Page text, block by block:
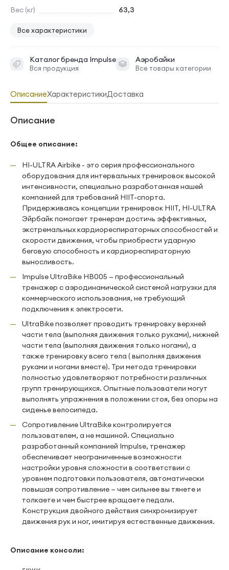
Вес (кг) 63,3
Все характеристики
Каталог бренда Impulse
Вся продукция
Аэробайки
Все товары категории
ОписаниеХарактеристикиДоставка
Описание
Общее описание:
HI-ULTRA Airbike - это серия профессионального
оборудования для интервальных тренировок высокой
интенсивности, специально разработанная нашей
компанией для требований HIIT-спорта.
Придерживаясь концепции тренировок HIIT, HI-ULTRA
Эйрбайк помогает тренерам достичь эффективных,
экстремальных кардиореспираторных способностей и
скорости движения, чтобы приобрести ударную
беговую способность и кардиореспираторную
выносливость.
Impulse UltraBike HB005 — профессиональный
тренажер с аэродинамической системой нагрузки для
коммерческого использования, не требующий
подключения к электросети.
UltraBike позволяет проводить тренировку верхней
части тела (выполняя движения только руками), нижней
части тела (выполняя движения только ногами), а
также тренировку всего тела ( выполняя движения
руками и ногами вместе). Три метода тренировки
полностью удовлетворяют потребности различных
групп тренирующихся. Опытные пользователи могут
выполнять упражнения в положении стоя, без опоры на
сиденье велосипеда.
Сопротивление UltraBike контролируется
пользователем, а не машиной. Специально
разработанный компанией Impulse, тренажер
обеспечивает неограниченные возможности
настройки уровня сложности в соответствии с
уровнем подготовки пользователя, автоматически
повышая сопротивление — чем сильнее вы тянете и
толкаете и чем быстрее вращаете педали.
Конструкция двойного действия синхронизирует
движения рук и ног, имитируя естественные движения.
Описание консоли: